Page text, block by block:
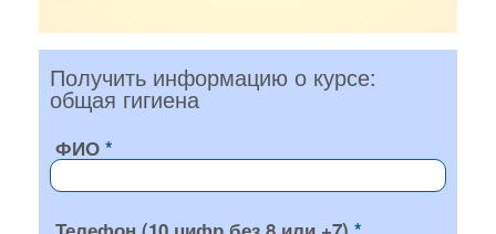
Получить информацию о курсе:
общая гигиена
ФИО